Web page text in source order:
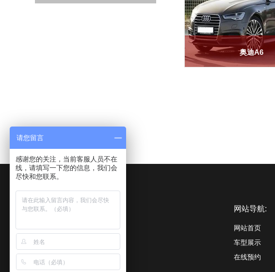
奥迪A6
服务热线:
咨询邮箱 :
742049721@qq.com
网站导航:
网站首页
车型展示
在线预约
请您留言
感谢您的关注，当前客服人员不在
线，请填写一下您的信息，我们会
尽快和您联系。